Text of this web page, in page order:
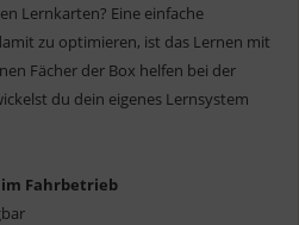
Lernkarten? Eine einfache
zu optimieren, ist das Lernen mit
Fächer der Box helfen bei der
du dein eigenes Lernsystem
Fahrbetrieb